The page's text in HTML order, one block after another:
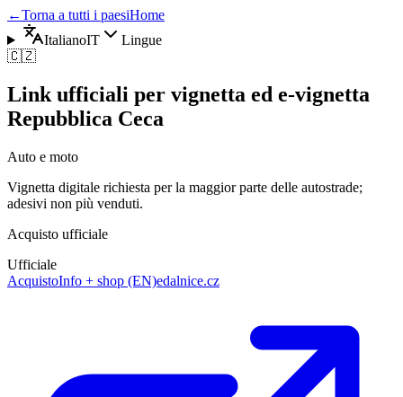
←Torna a tutti i paesiHome
ItalianoIT
Lingue
🇨🇿
Link ufficiali per vignetta ed e-vignetta
Repubblica Ceca
Auto e moto
Vignetta digitale richiesta per la maggior parte delle autostrade;
adesivi non più venduti.
Acquisto ufficiale
Ufficiale
AcquistoInfo + shop (EN)edalnice.cz